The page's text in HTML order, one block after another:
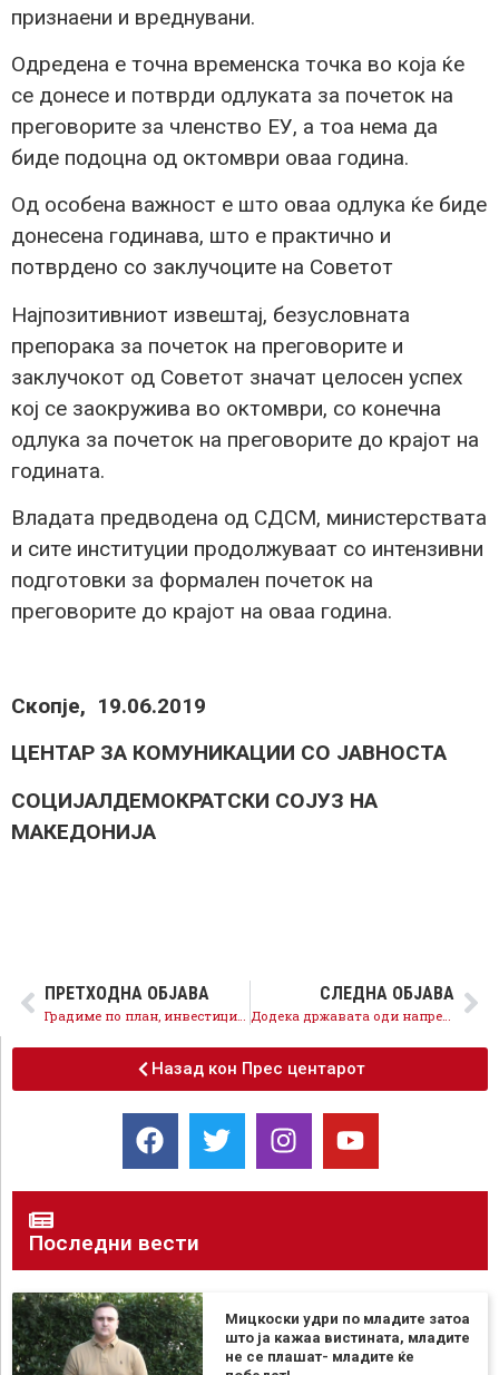
признаени и вреднувани.
Одредена е точна временска точка во која ќе
се донесе и потврди одлуката за почеток на
преговорите за членство ЕУ, а тоа нема да
биде подоцна од октомври оваа година.
Од особена важност е што оваа одлука ќе биде
донесена годинава, што е практично и
потврдено со заклучоците на Советот
Најпозитивниот извештај, безусловната
препорака за почеток на преговорите и
заклучокот од Советот значат целосен успех
кој се заокружива во октомври, со конечна
одлука за почеток на преговорите до крајот на
годината.
Владата предводена од СДСМ, министерствата
и сите институции продолжуваат со интензивни
подготовки за формален почеток на
преговорите до крајот на оваа година.
Скопје, 19.06.2019​
ЦЕНТАР ЗА КОМУНИКАЦИИ СО ЈАВНОСТА
СОЦИЈАЛДЕМОКРАТСКИ СОЈУЗ НА
МАКЕДОНИЈА
ПРЕТХОДНА ОБЈАВА СЛЕДНА ОБЈАВА
Додека државата оди напред, Мицкоски зборува за враќање чекор назад, осамен е во деструктивната матрица
Назад кон Прес центарот
Последни вести
Мицкоски удри по младите затоа
што ја кажаа вистината, младите
не се плашат- младите ќе